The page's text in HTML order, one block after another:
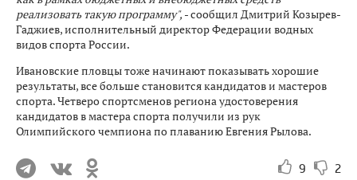
реализовать такую программу", - сообщил Дмитрий Козырев-
Гаджиев, исполнительный директор Федерации водных
видов спорта России.
Ивановские пловцы тоже начинают показывать хорошие
результаты, все больше становится кандидатов и мастеров
спорта. Четверо спортсменов региона удостоверения
кандидатов в мастера спорта получили из рук
Олимпийского чемпиона по плаванию Евгения Рылова.
9 2